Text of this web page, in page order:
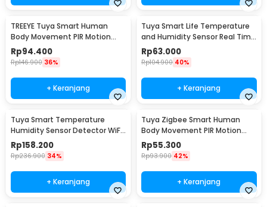
TREEYE Tuya Smart Human
Body Movement PIR Motion
Sensor WiFi - TY10
Rp94.400
Rp146.900 36%
+ Keranjang
Tuya Smart Life Temperature
and Humidity Sensor Real Time
WiFi - TY-03
Rp63.000
Rp104.900 40%
+ Keranjang
Tuya Smart Temperature
Humidity Sensor Detector WiFi
- LTH01-W
Rp158.200
Rp236.900 34%
+ Keranjang
Tuya Zigbee Smart Human
Body Movement PIR Motion
Sensor Detector - ZB-PL/ZB-P
Rp55.300
Rp93.900 42%
+ Keranjang